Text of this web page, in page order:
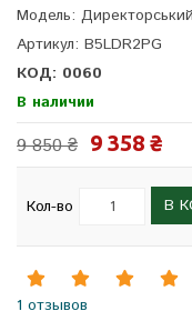
Модель:
Артикул: B5LDR2PG
КОД: 0060
В наличии
9 850 ₴ 9 358 ₴
Кол-во В
1 отзывов